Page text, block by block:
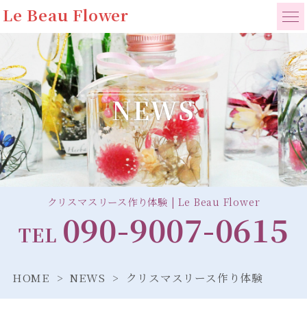
Le Beau Flower
NEWS
クリスマスリース作り体験 | Le Beau Flower
TEL 090-9007-0615
HOME NEWS クリスマスリース作り体験